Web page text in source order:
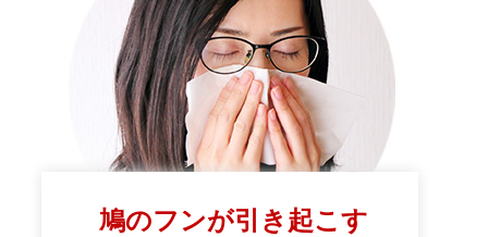
鳩のフンが引き起こす